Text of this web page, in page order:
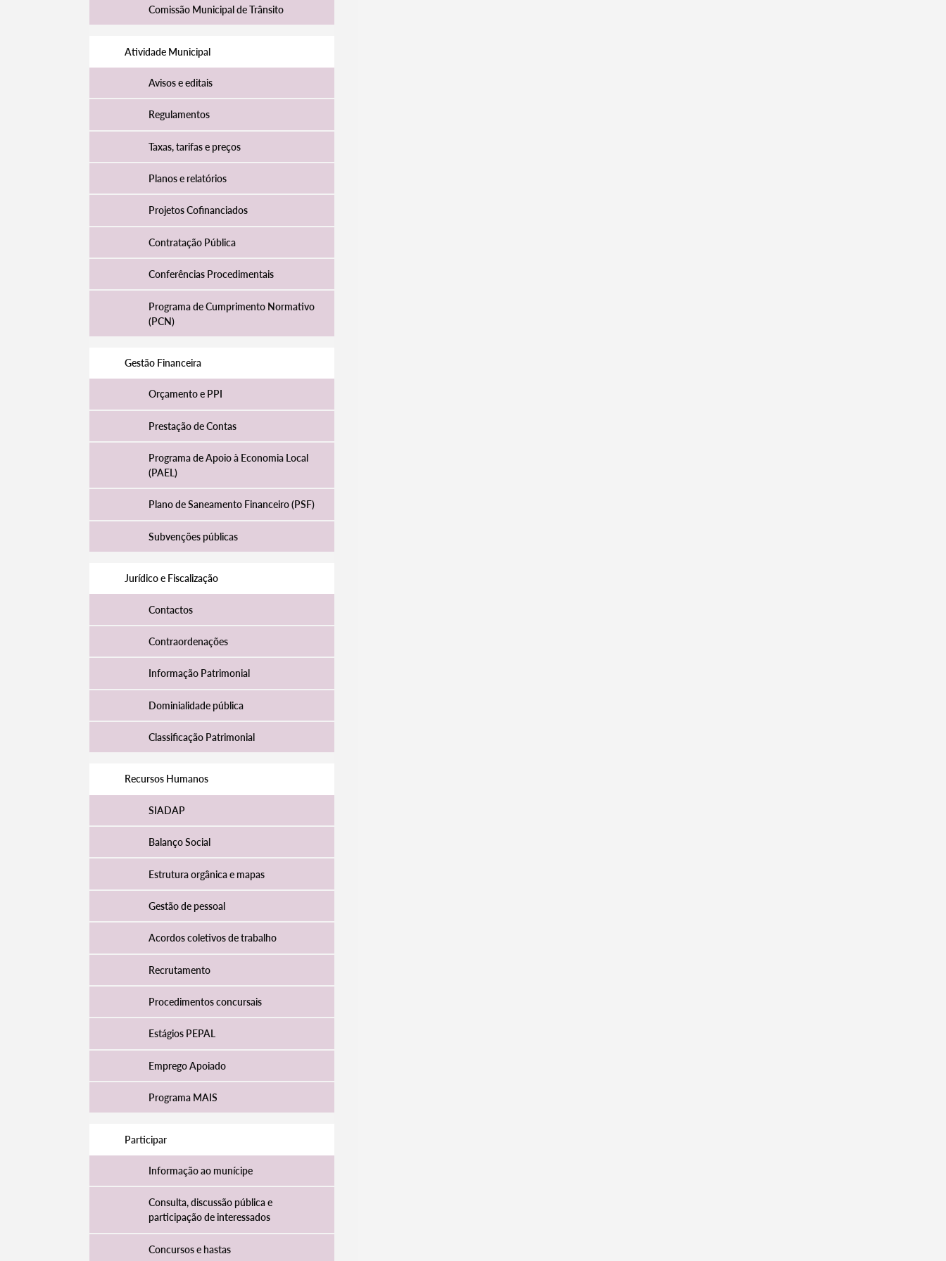
Termo de Pesquisa
Comissão Municipal de Trânsito
Atividade Municipal
Avisos e editais
Regulamentos
Taxas, tarifas e preços
Planos e relatórios
Projetos Cofinanciados
Contratação Pública
Conferências Procedimentais
Programa de Cumprimento Normativo
(PCN)
Gestão Financeira
Orçamento e PPI
Prestação de Contas
Programa de Apoio à Economia Local
(PAEL)
Plano de Saneamento Financeiro (PSF)
Subvenções públicas
Jurídico e Fiscalização
Contactos
Contraordenações
Informação Patrimonial
Dominialidade pública
Classificação Patrimonial
Recursos Humanos
SIADAP
Balanço Social
Estrutura orgânica e mapas
Gestão de pessoal
Acordos coletivos de trabalho
Recrutamento
Procedimentos concursais
Estágios PEPAL
Emprego Apoiado
Programa MAIS
Participar
Informação ao munícipe
Consulta, discussão pública e
participação de interessados
Concursos e hastas